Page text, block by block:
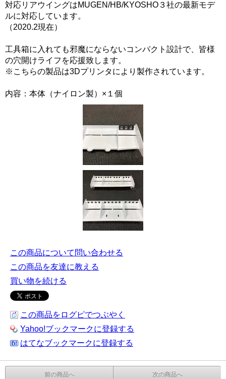
対応リアウイングはMUGEN/HB/KYOSHO３社の最新モデ
ルに対応しています。
（2020.2現在）
工具箱に入れても邪魔にならないコンパクト設計で、皆様
の穴開けライフを応援致します。
※こちらの製品は3Dプリンタにより製作されています。
内容：本体（ナイロン製）×１個
この商品について問い合わせる
この商品を友達に教える
買い物を続ける
この商品をログピでつぶやく
Yahoo!ブックマークに登録する
はてなブックマークに登録する
前の商品へ 次の商品へ